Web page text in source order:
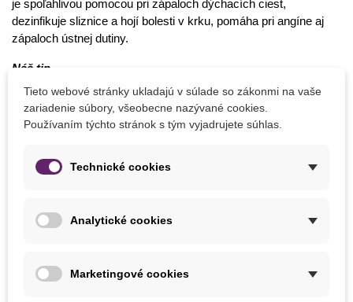
je spoľahlivou pomocou pri zápaloch dýchacích ciest,
dezinfikuje sliznice a hojí bolesti v krku, pomáha pri angíne aj
zápaloch ústnej dutiny.
Náš tip
Ako kloktadlo sa používa silnejší nálev z čerstvých alebo
sušených listov. Okamžitú úľavu prinesie aj rozžuvanie
čerstvého listu. Nálev zmierňuje nadmerné potenie a vraj aj
Kapusta
Reďkovka
Trávne zmesi
Tieto webové stránky ukladajú v súlade so zákonmi na vaše
zariadenie súbory, všeobecne nazývané cookies.
Používaním týchto stránok s tým vyjadrujete súhlas.
Technické cookies
Analytické cookies
Marketingové cookies